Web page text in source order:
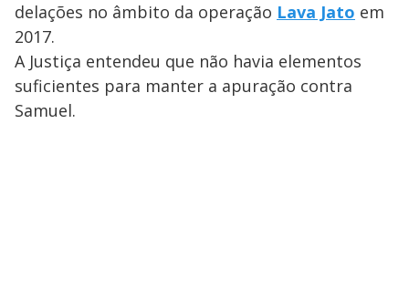
delações no âmbito da operação Lava Jato em
2017.
A Justiça entendeu que não havia elementos
suficientes para manter a apuração contra
Samuel.